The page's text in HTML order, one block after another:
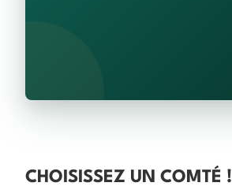
CHOISISSEZ UN COMTÉ !